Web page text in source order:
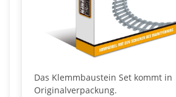
Das Klemmbaustein Set kommt in
Originalverpackung.